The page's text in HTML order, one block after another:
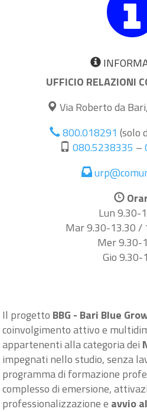
UFFICIO RELAZIONI
Via Roberto da
800.018291 (solo
080.5238335 –
Lun 9.30-
Mar 9.30-13.30 /
Mer 9.30-
Gio 9.30-
Il progetto BBG - Bari Blue
coinvolgimento attivo e
appartenenti alla categoria dei
impegnati nello studio, senza
programma di formazione
complesso di emersione,
professionalizzazione e avvio